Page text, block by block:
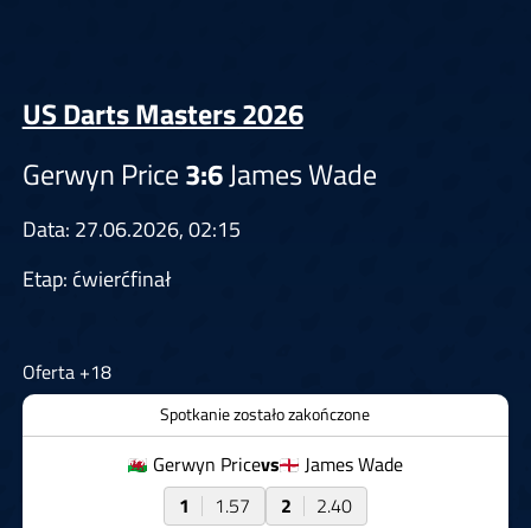
US Darts Masters 2026
Gerwyn Price3:6James Wade
Data: 27.06.2026, 02:15
Etap: ćwierćfinał
Oferta +18
Spotkanie zostało zakończone
Gerwyn Pricevs
James Wade
1
1.57 2 2.40